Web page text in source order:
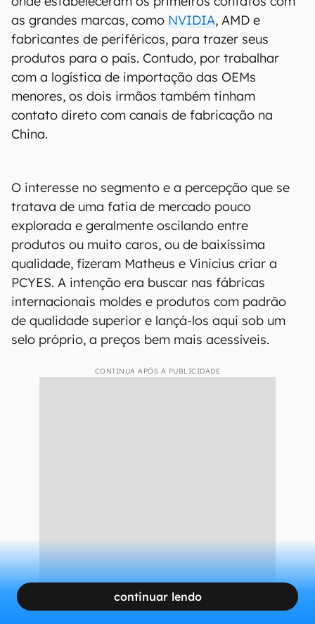
as grandes marcas, como NVIDIA, AMD e
fabricantes de periféricos, para trazer seus
produtos para o país. Contudo, por trabalhar
com a logística de importação das OEMs
menores, os dois irmãos também tinham
contato direto com canais de fabricação na
China.
O interesse no segmento e a percepção que se
tratava de uma fatia de mercado pouco
explorada e geralmente oscilando entre
produtos ou muito caros, ou de baixíssima
qualidade, fizeram Matheus e Vinicius criar a
PCYES. A intenção era buscar nas fábricas
internacionais moldes e produtos com padrão
de qualidade superior e lançá-los aqui sob um
selo próprio, a preços bem mais acessíveis.
CONTINUA APÓS A PUBLICIDADE
continuar lendo